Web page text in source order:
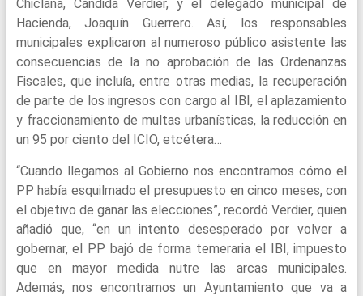
Chiclana, Cándida Verdier, y el delegado municipal de
Hacienda, Joaquín Guerrero. Así, los responsables
municipales explicaron al numeroso público asistente las
consecuencias de la no aprobación de las Ordenanzas
Fiscales, que incluía, entre otras medias, la recuperación
de parte de los ingresos con cargo al IBI, el aplazamiento
y fraccionamiento de multas urbanísticas, la reducción en
un 95 por ciento del ICIO, etcétera…
“Cuando llegamos al Gobierno nos encontramos cómo el
PP había esquilmado el presupuesto en cinco meses, con
el objetivo de ganar las elecciones”, recordó Verdier, quien
añadió que, “en un intento desesperado por volver a
gobernar, el PP bajó de forma temeraria el IBI, impuesto
que en mayor medida nutre las arcas municipales.
Además, nos encontramos un Ayuntamiento que va a